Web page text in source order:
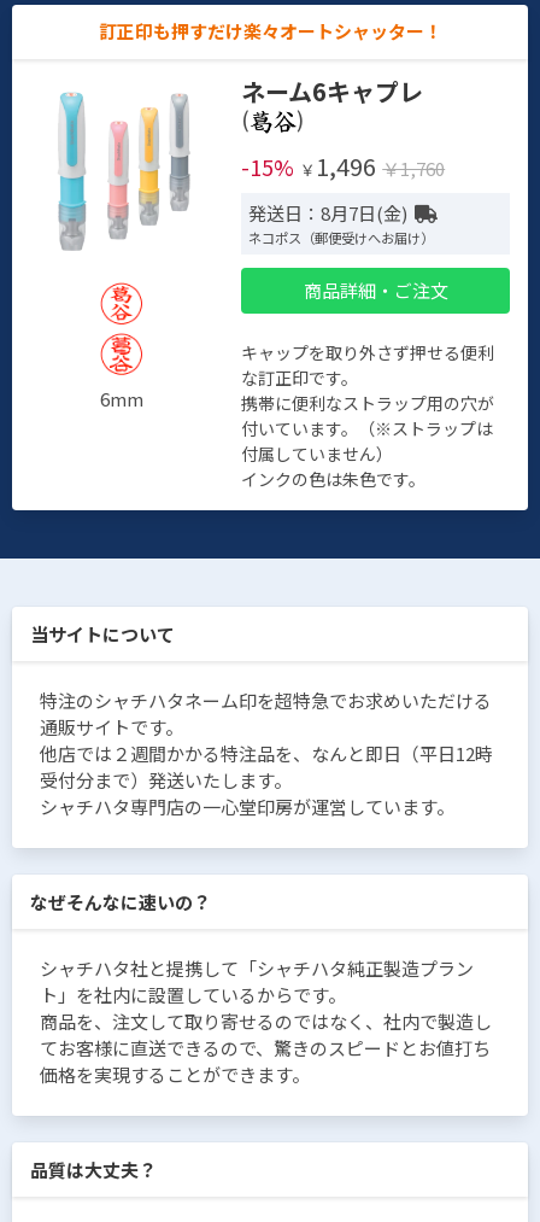
訂正印も押すだけ楽々オートシャッター！
6mm
ネーム6キャプレ
(
)
-15% ￥ 1,496 ￥1,760
発送日：8月7日(金)
ネコポス（郵便受けへお届け）
商品詳細・ご注文
キャップを取り外さず押せる便利
な訂正印です。
携帯に便利なストラップ用の穴が
付いています。（※ストラップは
付属していません）
インクの色は朱色です。
当サイトについて
特注のシャチハタネーム印を超特急でお求めいただける
通販サイトです。
他店では２週間かかる特注品を、なんと即日（平日12時
受付分まで）発送いたします。
シャチハタ専門店の一心堂印房が運営しています。
なぜそんなに速いの？
シャチハタ社と提携して「シャチハタ純正製造プラン
ト」を社内に設置しているからです。
商品を、注文して取り寄せるのではなく、社内で製造し
てお客様に直送できるので、驚きのスピードとお値打ち
価格を実現することができます。
品質は大丈夫？